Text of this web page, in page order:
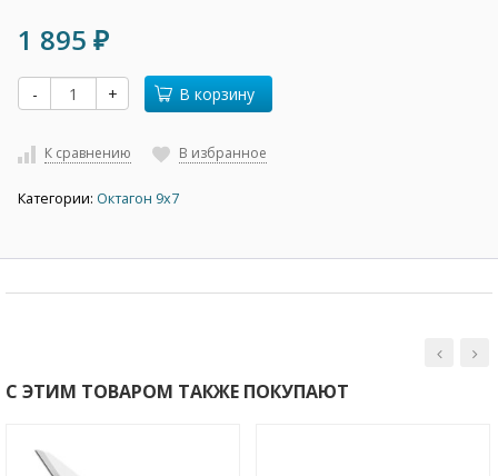
1 895 ₽
- + В корзину
К сравнению В избранное
Категории: Октагон 9х7
С ЭТИМ ТОВАРОМ ТАКЖЕ ПОКУПАЮТ